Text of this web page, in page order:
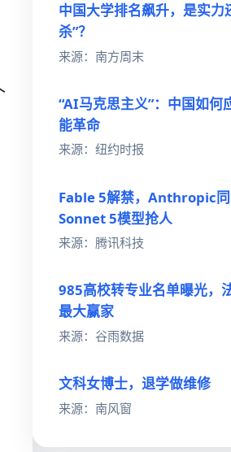
中国大学排名飙升，是实力
杀”？
来源：南方周末
“AI马克思主义”：中国如何
能革命
来源：纽约时报
Fable 5解禁，Anthropic
Sonnet 5模型抢人
来源：腾讯科技
985高校转专业名单曝光，
最大赢家
来源：谷雨数据
文科女博士，退学做维修
来源：南风窗